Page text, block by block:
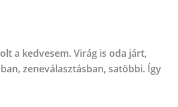
a kedvesem. Virág is oda járt,
zeneválasztásban, satöbbi. Így